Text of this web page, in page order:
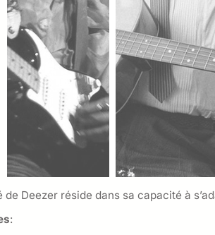
de Deezer réside dans sa capacité à
: